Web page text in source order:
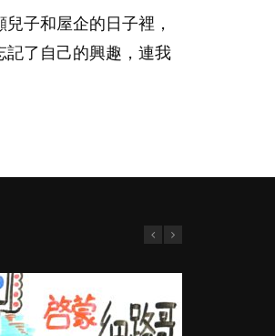
子和屋企的日子裡，
記了自己的興趣，連我